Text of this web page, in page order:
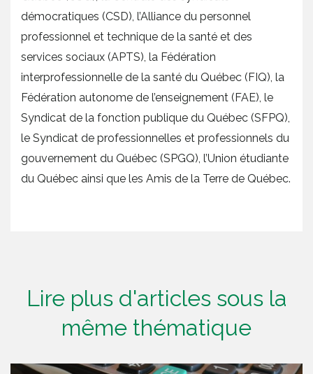
démocratiques (CSD), l’Alliance du personnel
professionnel et technique de la santé et des
services sociaux (APTS), la Fédération
interprofessionnelle de la santé du Québec (FIQ), la
Fédération autonome de l’enseignement (FAE), le
Syndicat de la fonction publique du Québec (SFPQ),
le Syndicat de professionnelles et professionnels du
gouvernement du Québec (SPGQ), l’Union étudiante
du Québec ainsi que les Amis de la Terre de Québec.
Lire plus d'articles sous la
même thématique